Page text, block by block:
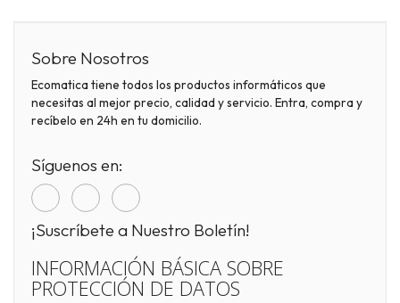
Sobre Nosotros
Ecomatica tiene todos los productos informáticos que
necesitas al mejor precio, calidad y servicio. Entra, compra y
recíbelo en 24h en tu domicilio.
Síguenos en:
¡Suscríbete a Nuestro Boletín!
INFORMACIÓN BÁSICA SOBRE
PROTECCIÓN DE DATOS